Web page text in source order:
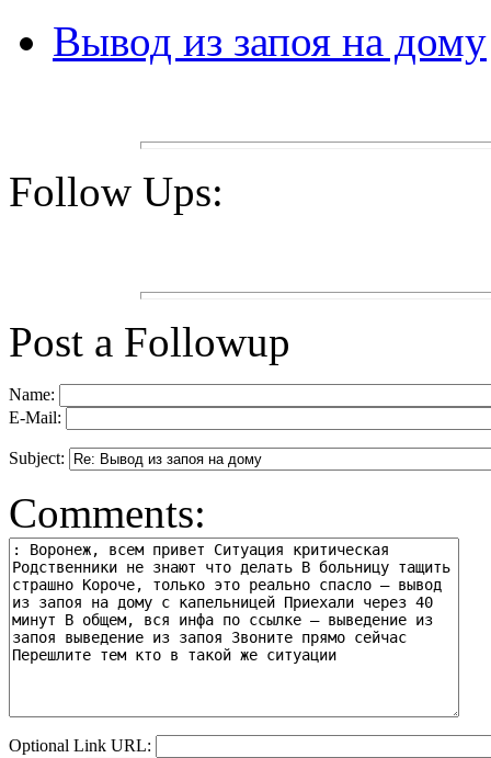
Вывод из запоя на дому
Follow Ups:
Post a Followup
Name:
E-Mail:
Subject:
Comments:
Optional Link URL: